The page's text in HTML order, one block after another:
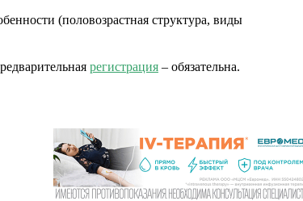
(половозрастная структура, виды
регистрация – обязательна.